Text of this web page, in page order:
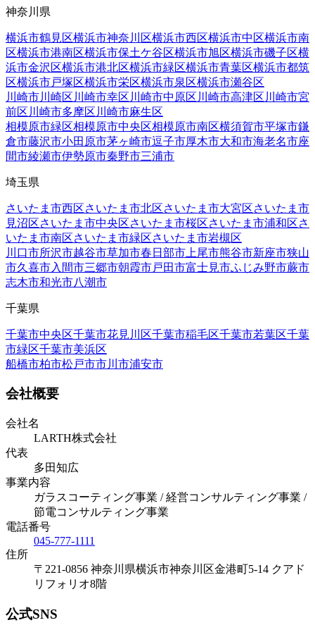
神奈川県
横浜市鶴見区横浜市神奈川区横浜市西区横浜市中区横浜市南
区横浜市港南区横浜市保土ケ谷区横浜市旭区横浜市磯子区横
浜市金沢区横浜市港北区横浜市緑区横浜市青葉区横浜市都筑
区横浜市戸塚区横浜市栄区横浜市泉区横浜市瀬谷区
川崎市川崎区 川崎市幸区 川崎市中原区 川崎市高津区 川崎市宮
前区 川崎市多摩区 川崎市麻生区
相模原市緑区相模原市中央区相模原市南区横須賀市平塚市鎌
倉市藤沢市小田原市茅ヶ崎市逗子市厚木市大和市海老名市座
間市綾瀬市伊勢原市秦野市三浦市
埼玉県
さいたま市西区さいたま市北区さいたま市大宮区さいたま市
見沼区さいたま市中央区さいたま市桜区さいたま市浦和区さ
いたま市南区さいたま市緑区さいたま市岩槻区
川口市所沢市越谷市草加市春日部市 上尾市熊谷市新座市狭山
市久喜市入間市三郷市朝霞市戸田市富士見市ふじみ野市蕨市
志木市和光市八潮市
千葉県
千葉市中央区千葉市花見川区千葉市稲毛区千葉市若葉区千葉
市緑区千葉市美浜区
船橋市柏市松戸市市川市浦安市
会社概要
会社名
LARTH株式会社
代表
多田知広
事業内容
ガラスコーティング事業 / 経営コンサルティング事業 /
節電コンサルティング事業
電話番号
045-777-1111
住所
〒221-0856 神奈川県横浜市神奈川区金港町5-14 クアド
リフォリオ8階
公式SNS